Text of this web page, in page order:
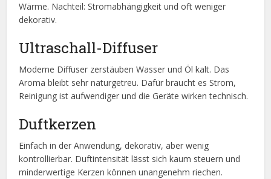
Wärme. Nachteil: Stromabhängigkeit und oft weniger
dekorativ.
Ultraschall-Diffuser
Moderne Diffuser zerstäuben Wasser und Öl kalt. Das
Aroma bleibt sehr naturgetreu. Dafür braucht es Strom,
Reinigung ist aufwendiger und die Geräte wirken technisch.
Duftkerzen
Einfach in der Anwendung, dekorativ, aber wenig
kontrollierbar. Duftintensität lässt sich kaum steuern und
minderwertige Kerzen können unangenehm riechen.